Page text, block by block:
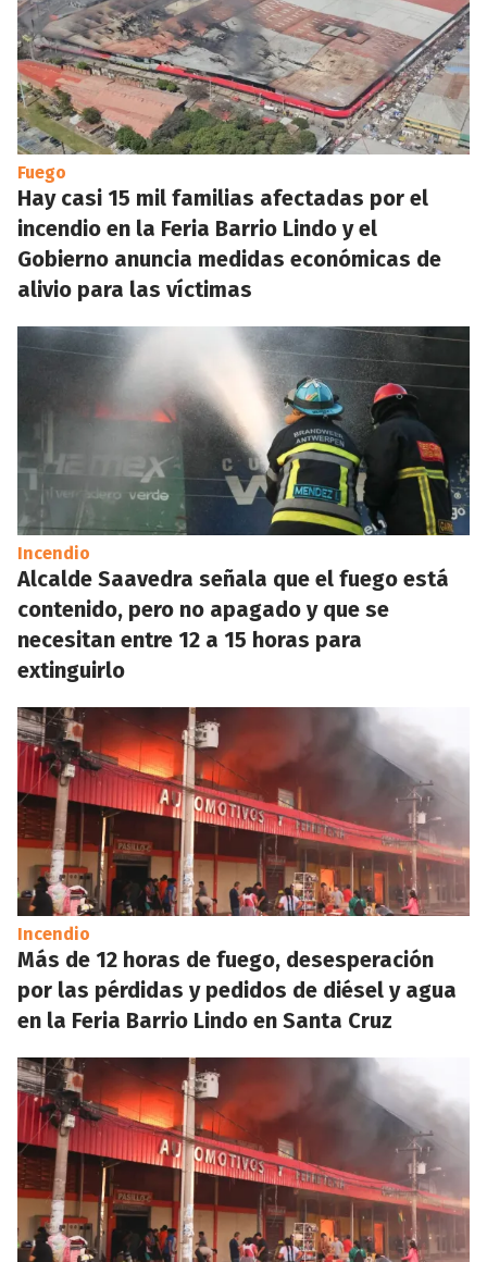
Fuego
Hay casi 15 mil familias afectadas por el
incendio en la Feria Barrio Lindo y el
Gobierno anuncia medidas económicas de
alivio para las víctimas
Incendio
Alcalde Saavedra señala que el fuego está
contenido, pero no apagado y que se
necesitan entre 12 a 15 horas para
extinguirlo
Incendio
Más de 12 horas de fuego, desesperación
por las pérdidas y pedidos de diésel y agua
en la Feria Barrio Lindo en Santa Cruz